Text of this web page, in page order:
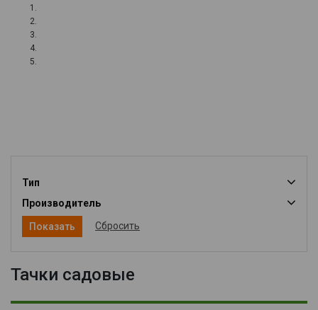
Тип
Производитель
Сбросить
Тачки садовые